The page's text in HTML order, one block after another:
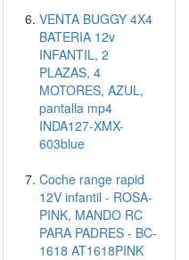
VENTA BUGGY 4X4
BATERIA 12v
INFANTIL, 2
PLAZAS, 4
MOTORES, AZUL,
pantalla mp4
INDA127-XMX-
603blue
Coche range rapid
12V infantil - ROSA-
PINK, MANDO RC
PARA PADRES - BC-
1618 AT1618PINK